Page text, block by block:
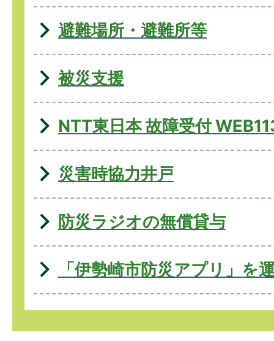
避難場所・避難所等
被災支援
NTT東日本 故障受付
災害時協力井戸
防災ラジオの無償貸与
「伊勢崎市防災アプリ」を